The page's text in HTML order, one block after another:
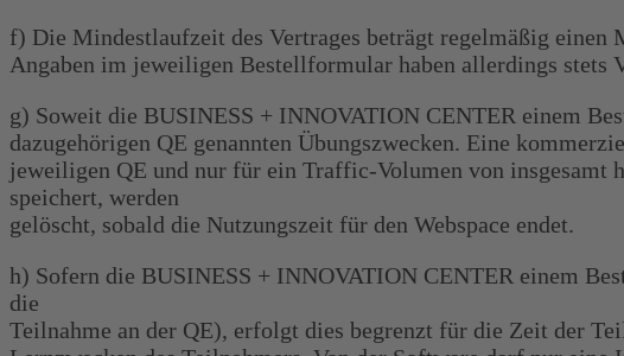
f) Die Mindestlaufzeit des Vertrages beträgt regelmäßig einen
Angaben im jeweiligen Bestellformular haben allerdings stets
g) Soweit die BUSINESS + INNOVATION CENTER einem
dazugehörigen QE genannten Übungszwecken. Eine
jeweiligen QE und nur für ein Traffic-Volumen von insgesamt
speichert, werden
gelöscht, sobald die Nutzungszeit für den Webspace endet.
h) Sofern die BUSINESS + INNOVATION CENTER einem
die
Teilnahme an der QE), erfolgt dies begrenzt für die Zeit der